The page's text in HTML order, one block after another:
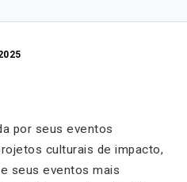
por seus eventos
culturais de impacto,
seus eventos mais